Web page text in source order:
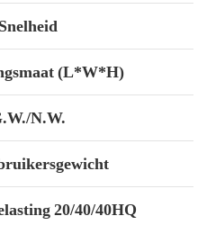
Snelheid
(L*W*H)
N.W.
20/40/40HQ